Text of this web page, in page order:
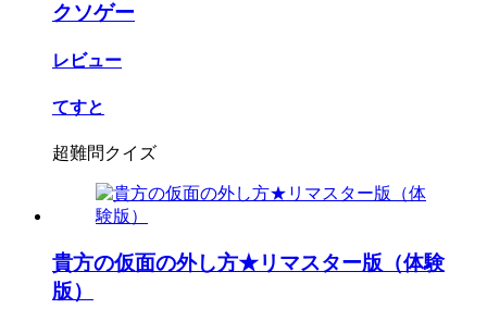
クソゲー
レビュー
てすと
超難問クイズ
貴方の仮面の外し方★リマスター版（体験
版）